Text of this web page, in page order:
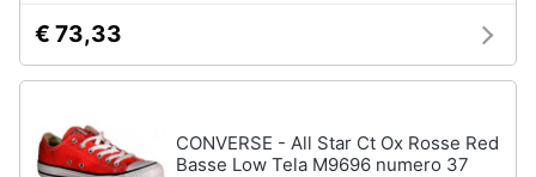
€ 73,33
CONVERSE - All Star Ct Ox Rosse Red
Basse Low Tela M9696 numero 37